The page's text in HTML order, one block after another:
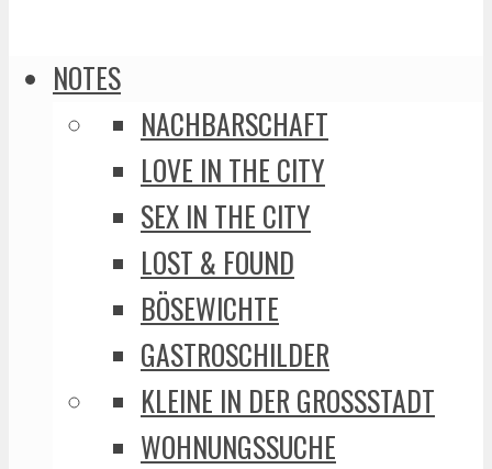
NOTES
NACHBARSCHAFT
LOVE IN THE CITY
SEX IN THE CITY
LOST & FOUND
BÖSEWICHTE
GASTROSCHILDER
KLEINE IN DER GROSSSTADT
WOHNUNGSSUCHE